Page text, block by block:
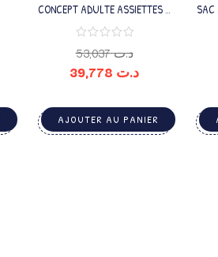
CONCEPT ADULTE ASSIETTES A
DEJEUNER ROUGE
د.ت53,037
د.ت
AJOUTER AU PANIER
SAC